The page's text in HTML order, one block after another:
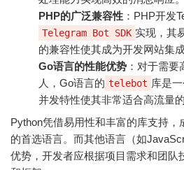
PHP的广泛兼容性 ：PHP开发
Telegram Bot SDK 实现，其
的兼容性使其成为开发网站集
Go语言的性能优势 ：对于需
人，Go语言的 telebot 库是
并发特性使其非常适合高流量的
Python凭借易用性和丰富的库支持，
的首选语言。而其他语言（如
优势，开发者应根据项目需求和团队